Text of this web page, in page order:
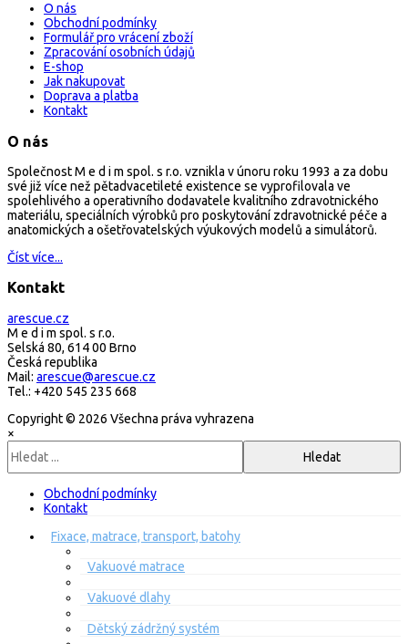
O nás
Obchodní podmínky
Formulář pro vrácení zboží
Zpracování osobních údajů
E-shop
Jak nakupovat
Doprava a platba
Kontakt
O nás
Společnost M e d i m spol. s r.o. vznikla v únoru roku 1993 a za dobu
své již více než pětadvacetileté existence se vyprofilovala ve
spolehlivého a operativního dodavatele kvalitního zdravotnického
materiálu, speciálních výrobků pro poskytování zdravotnické péče a
anatomických a ošetřovatelských výukových modelů a simulátorů.
Číst více...
Kontakt
arescue.cz
M e d i m spol. s r.o.
Selská 80, 614 00 Brno
Česká republika
Mail: arescue@arescue.cz
Tel.: +420 545 235 668
Copyright © 2026 Všechna práva vyhrazena
×
Obchodní podmínky
Kontakt
Fixace, matrace, transport, batohy
Vakuové matrace
Vakuové dlahy
Dětský zádržný systém